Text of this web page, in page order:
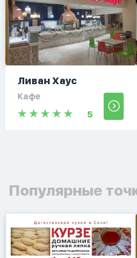
Ливан Хаус
Кафе
5
Популярные